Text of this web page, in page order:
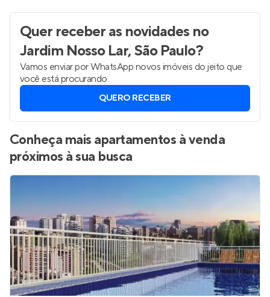
Quer receber as novidades no
Jardim Nosso Lar, São Paulo?
Vamos enviar por WhatsApp novos imóveis do jeito que
você está procurando.
QUERO RECEBER
Conheça mais apartamentos à venda
próximos à sua busca